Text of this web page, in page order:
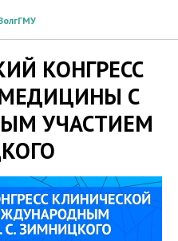
КОНГРЕСС
С
УЧАСТИЕМ